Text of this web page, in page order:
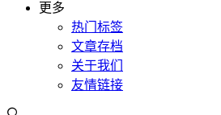
更多
热门标签
文章存档
关于我们
友情链接